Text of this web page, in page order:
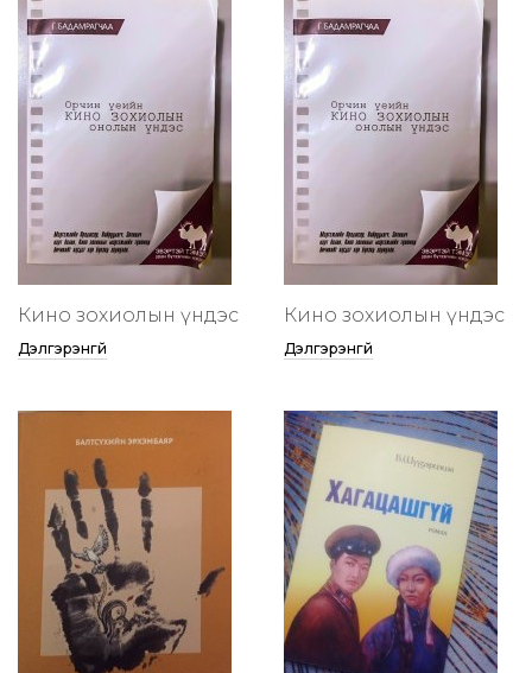
Кино зохиолын үндэс
Дэлгэрэнгүй
Кино зохиолын үндэс
Дэлгэрэнгүй